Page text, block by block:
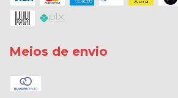
Meios de envio